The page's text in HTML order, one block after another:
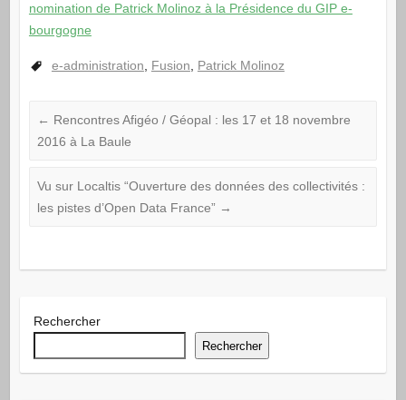
nomination de Patrick Molinoz à la Présidence du GIP e-
bourgogne
e-administration Fusion Patrick Molinoz
← Rencontres Afigéo / Géopal : les 17 et 18 novembre
2016 à La Baule
Vu sur Localtis “Ouverture des données des collectivités :
les pistes d’Open Data France” →
Rechercher
Rechercher